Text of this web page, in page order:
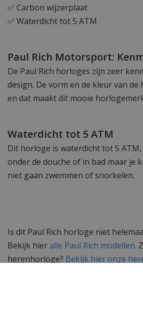
✅ Carbon wijzerplaat
✅ Waterdicht tot 5 ATM
Paul Rich Motorsport:
De Paul Rich horloges zijn zeer
design. De vorm en de kleur van
en dat maakt dit mooie
Waterdicht tot 5 ATM
Dit horloge is waterdicht tot 5
onder de douche of in bad maar je
niet gaan zwemmen of snorkelen.
Is dit Paul Rich horloge niet
Bekijk hieralle Paul Rich modellen.
herenhorloge? Bekijk hier onze